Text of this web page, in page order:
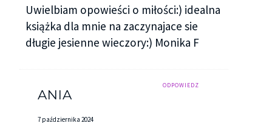
Uwielbiam opowieści o miłości:) idealna
książka dla mnie na zaczynajace sie
długie jesienne wieczory:) Monika F
ODPOWIEDZ
ANIA
7 października 2024